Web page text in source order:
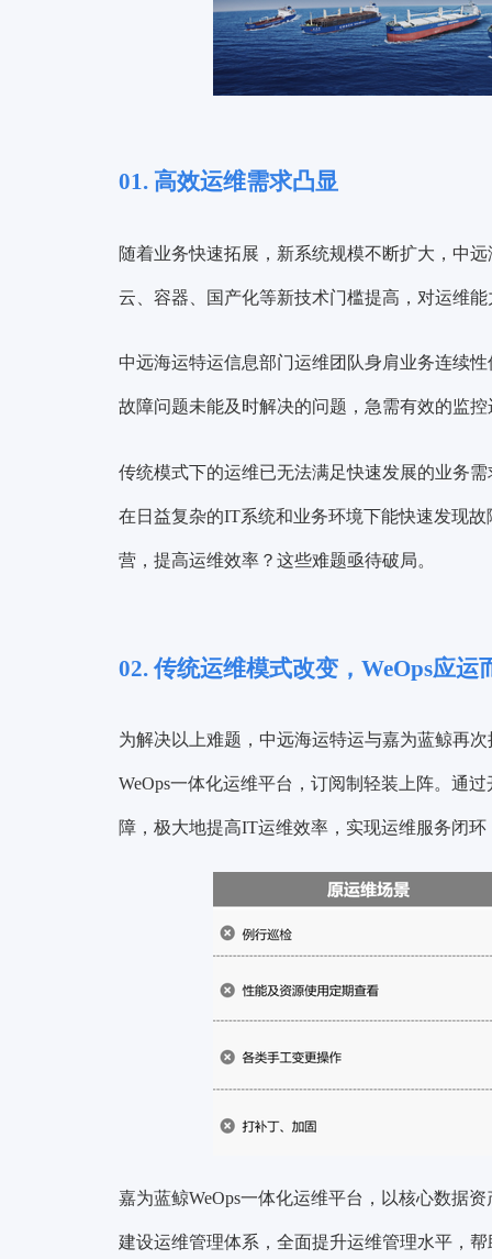
01. 高效运维需求凸显
随着业务快速拓展，新系统规模不断扩大，中
云、容器、国产化等新技术门槛提高，对运维
中远海运特运信息部门运维团队身肩业务连续
故障问题未能及时解决的问题，急需有效的监
传统模式下的运维已无法满足快速发展的业务
在日益复杂的IT系统和业务环境下能快速发现
营，提高运维效率？ 这些难题亟待破局。
02. 传统运维模式改变，WeOps应运
为解决以上难题，中远海运特运与嘉为蓝鲸再
WeOps一体化运维平台，订阅制轻装上阵。通
障，极大地提高IT运维效率，实现运维服务闭
嘉为蓝鲸WeOps一体化运维平台，以核心数据
建设运维管理体系，全面提升运维管理水平，